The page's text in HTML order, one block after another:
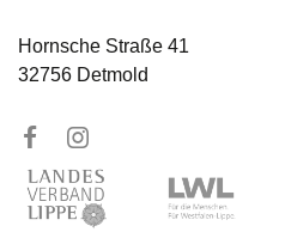
Hornsche Straße 41
32756 Detmold